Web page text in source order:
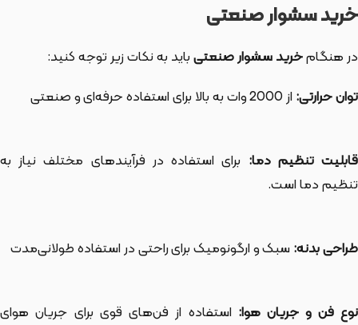
خرید سشوار صنعتی
در هنگامخرید سشوار صنعتیباید به نکات زیر توجه کنید:
توان حرارتی:از 2000 وات به بالا برای استفاده حرفه‌ای و صنعتی
قابلیت تنظیم دما: برای استفاده در فرآیندهای مختلف نیاز به
تنظیم دما است.
طراحی بدنه: سبک و ارگونومیک برای راحتی در استفاده طولانی‌مدت
نوع فن و جریان هوا: استفاده از فن‌های قوی برای جریان هوای